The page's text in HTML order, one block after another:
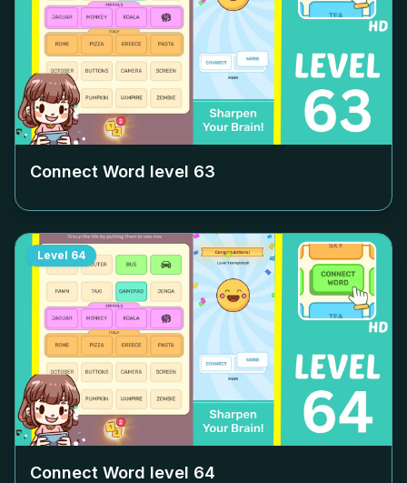
Connect Word level 63
Level 64
Connect Word level 64